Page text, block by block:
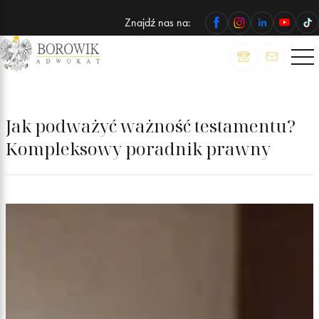
Znajdź nas na:
ADWOKAT
Wojciech
Jak podważyć ważność testamentu?
Kompleksowy poradnik prawny